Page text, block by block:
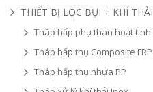
THIẾT BỊ LỌC BỤI + KHÍ THẢI
Tháp hấp phụ than hoạt tính
Tháp hấp thụ Composite FRP
Tháp hấp thụ nhựa PP